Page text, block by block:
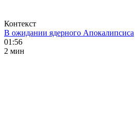
Контекст
В ожидании ядерного Апокалипсиса
01:56
2 мин